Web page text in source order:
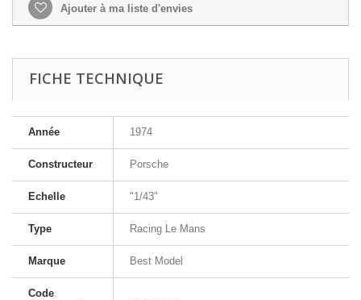
Ajouter à ma liste d'envies
FICHE TECHNIQUE
Année 1974
Constructeur Porsche
Echelle "1/43"
Type Racing Le Mans
Marque Best Model
Code